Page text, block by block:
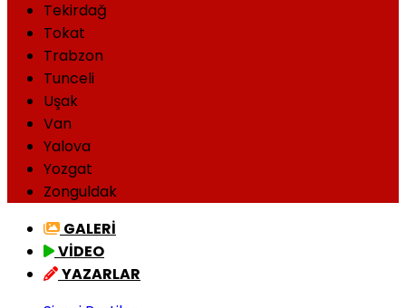
Tekirdağ
Tokat
Trabzon
Tunceli
Uşak
Van
Yalova
Yozgat
Zonguldak
GALERİ
VİDEO
YAZARLAR